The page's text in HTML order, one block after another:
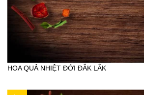
HOA QUẢ NHIỆT ĐỚI ĐẮK LẮK